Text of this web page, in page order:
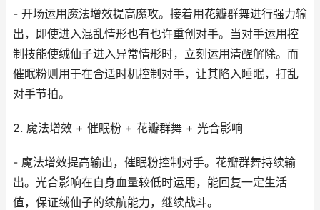
- 开场运用魔法增效提高魔攻。接着用花瓣群舞进行强力输
出，即使进入混乱情形也有也许重创对手。当对手运用控
制技能使绒仙子进入异常情形时，立刻运用清醒解除。而
催眠粉则用于在合适时机控制对手，让其陷入睡眠，打乱
对手节拍。
2. 魔法增效 + 催眠粉 + 花瓣群舞 + 光合影响
- 魔法增效提高输出，催眠粉控制对手。花瓣群舞持续输
出。光合影响在自身血量较低时运用，能回复一定生活
值，保证绒仙子的续航能力，继续战斗。